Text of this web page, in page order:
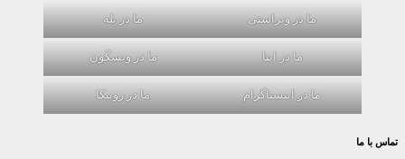
ما در ویراستی ما در بله
ما در ایتا ما در ویسگون
ما در اینستاگرام ما در روبیکا
تماس با ما